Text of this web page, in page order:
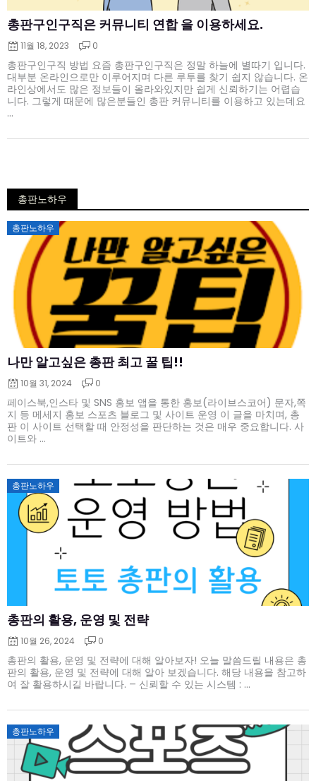
총판구인구직은 커뮤니티 연합 을 이용하세요.
11월 18, 2023 0
총판구인구직 방법 요즘 총판구인구직은 정말 하늘에 별따기 입니다.
대부분 온라인으로만 이루어지며 다른 루투를 찾기 쉽지 않습니다. 온
라인상에서도 많은 정보들이 올라와있지만 쉽게 신뢰하기는 어렵습
니다. 그렇게 때문에 많은분들인 총판 커뮤니티를 이용하고 있는데요
...
총판노하우
총판노하우
나만 알고싶은 총판 최고 꿀 팁!!
Posted
on
10월 31, 2024 0
페이스북,인스타 및 SNS 홍보 앱을 통한 홍보(라이브스코어) 문자,쪽
지 등 메세지 홍보 스포츠 블로그 및 사이트 운영 이 글을 마치며, 총
판 이 사이트 선택할 때 안정성을 판단하는 것은 매우 중요합니다. 사
이트와 ...
총판노하우
총판의 활용, 운영 및 전략
Posted
on
10월 26, 2024 0
총판의 활용, 운영 및 전략에 대해 알아보자! 오늘 말씀드릴 내용은 총
판의 활용, 운영 및 전략에 대해 알아 보겠습니다. 해당 내용을 참고하
여 잘 활용하시길 바랍니다. – 신뢰할 수 있는 시스템 : ...
총판노하우
Posted
on